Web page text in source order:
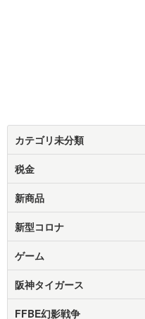
カテゴリ未分類
税金
新商品
新型コロナ
ゲーム
阪神タイガース
FFBE幻影戦争